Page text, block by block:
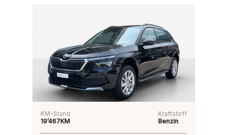
KM-Stand
19’467KM
Kraftstoff
Benzin